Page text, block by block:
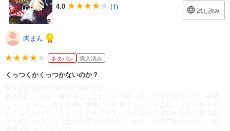
4.0
(1) 試し読み
肉まん
ネタバレ 購入済み
くっつくかくっつかないのか？